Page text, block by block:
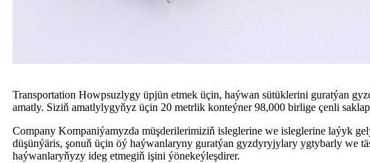
Transportation Howpsuzlygy üpjün etmek üçin, haýwan sütüklerini guratýan
amatly. Siziň amatlylygyňyz üçin 20 metrlik konteýner 98,000 birlige çenli
Company Kompaniýamyzda müşderilerimiziň isleglerine we isleglerine laýyk
düşünýäris, şonuň üçin öý haýwanlaryny guratýan gyzdyryjylary ygtybarly we
haýwanlaryňyzy ideg etmegiň işini ýönekeýleşdirer.